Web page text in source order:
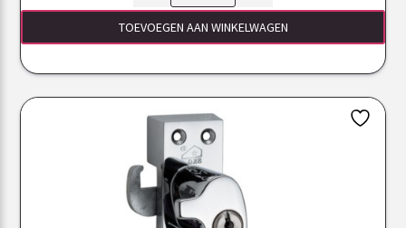
TOEVOEGEN AAN WINKELWAGEN